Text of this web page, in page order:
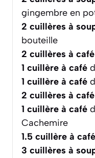
gingembre en
2 cuillères à
bouteille
2 cuillères à café
1 cuillère à café
1 cuillère à café
2 cuillères à café
1 cuillère à café
Cachemire
1.5 cuillère à café
3 cuillères à